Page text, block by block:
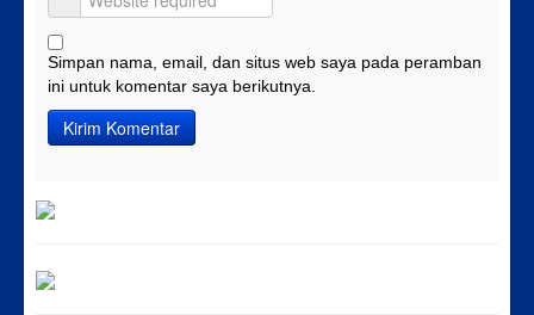
Simpan nama, email, dan situs web saya pada peramban
ini untuk komentar saya berikutnya.